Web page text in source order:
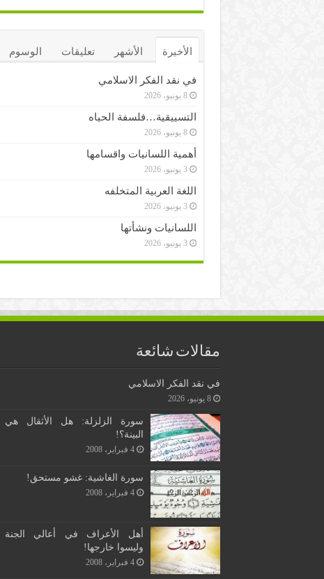
الأخيرة الأشهر تعليقات الوسوم
في نقد الفكر الاسلامي
8 يونيو، 2026
التسييقية…فلسفة الحياه
8 يونيو، 2026
أهمية اللسانيات واقسامها
3 يونيو، 2026
اللغة العربية المتخلفه
3 يونيو، 2026
اللسانيات ونشأتها
3 يونيو، 2026
مقالات شائعة
في نقد الفكر الاسلامي
8 يونيو، 2026
سورة الزلزلة: هل الأثقال هي
البينة؟!
4 فبراير، 2008
سورة الغاشية: غشو مستحق!
4 فبراير، 2008
أهل الأعراف في أعالي الجنة
وليسوا خارجها!
4 فبراير، 2008